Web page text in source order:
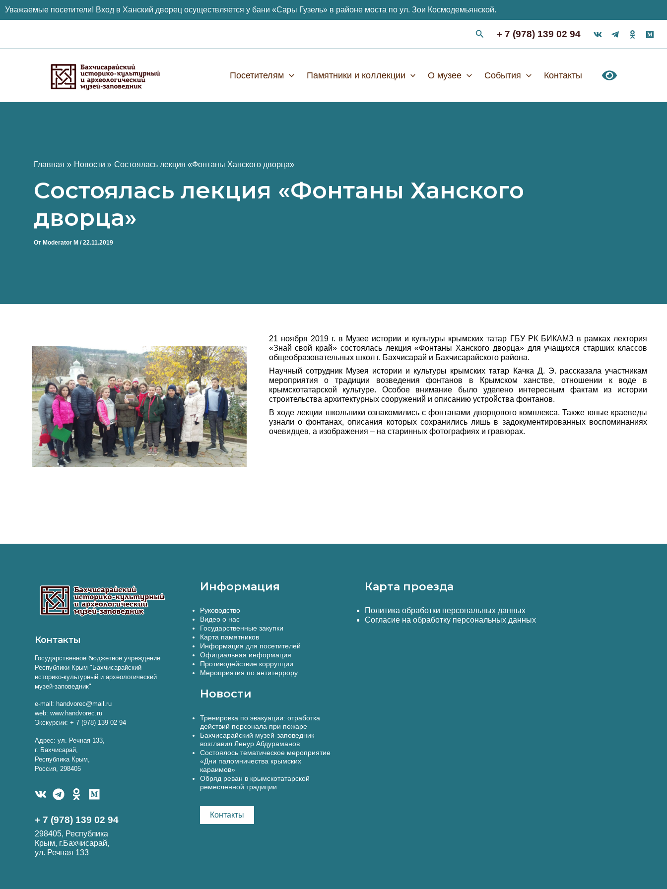
Уважаемые посетители! Вход в Ханский дворец осуществляется у бани «Сары Гузель» в районе моста по ул. Зои Космодемьянской.
+ 7 (978) 139 02 94
Посетителям Памятники и коллекции О музее События Контакты
Главная Новости Cостоялась лекция «Фонтаны Ханского дворца»
Cостоялась лекция «Фонтаны Ханского
дворца»
От Moderator M /22.11.2019
21 ноября 2019 г. в Музее истории и культуры крымских татар ГБУ РК БИКАМЗ в рамках лектория
«Знай свой край» состоялась лекция «Фонтаны Ханского дворца» для учащихся старших классов
общеобразовательных школ г. Бахчисарай и Бахчисарайского района.
Научный сотрудник Музея истории и культуры крымских татар Качка Д. Э. рассказала участникам
мероприятия о традиции возведения фонтанов в Крымском ханстве, отношении к воде в
крымскотатарской культуре. Особое внимание было уделено интересным фактам из истории
строительства архитектурных сооружений и описанию устройства фонтанов.
В ходе лекции школьники ознакомились с фонтанами дворцового комплекса. Также юные краеведы
узнали о фонтанах, описания которых сохранились лишь в задокументированных воспоминаниях
очевидцев, а изображения – на старинных фотографиях и гравюрах.
Контакты
Государственное бюджетное учреждение
Республики Крым "Бахчисарайский
историко-культурный и археологический
музей-заповедник"
e-mail: handvorec@mail.ru
web: www.handvorec.ru
Экскурсии: + 7 (978) 139 02 94
Адрес: ул. Речная 133,
г. Бахчисарай,
Республика Крым,
Россия, 298405
+ 7 (978) 139 02 94
298405, Республика
Крым, г.Бахчисарай,
ул. Речная 133
Информация
Руководство
Видео о нас
Государственные закупки
Карта памятников
Информация для посетителей
Официальная информация
Противодействие коррупции
Мероприятия по антитеррору
Новости
Тренировка по эвакуации: отработка
действий персонала при пожаре
Бахчисарайский музей-заповедник
возглавил Ленур Абдураманов
Состоялось тематическое мероприятие
«Дни паломничества крымских
караимов»
Обряд реван в крымскотатарской
ремесленной традиции
Контакты
Карта проезда
Политика обработки персональных данных
Согласие на обработку персональных данных